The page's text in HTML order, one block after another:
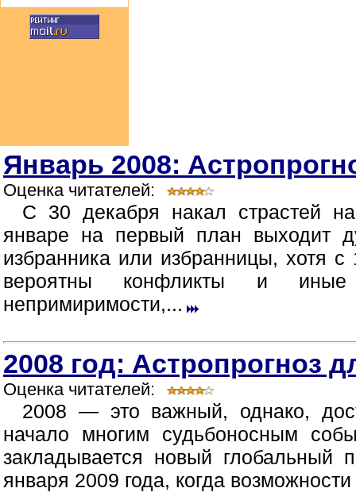
Январь 2008:
Оценка читателей:
С 30 декабря накал страстей
январе на первый план выходит
избранника или избранницы, хотя
вероятны конфликты и иные
непримиримости,...
2008 год: Астропрогноз
Оценка читателей:
2008 — это важный, однако,
начало многим судьбоносным
закладывается новый глобальный
января 2009 года, когда